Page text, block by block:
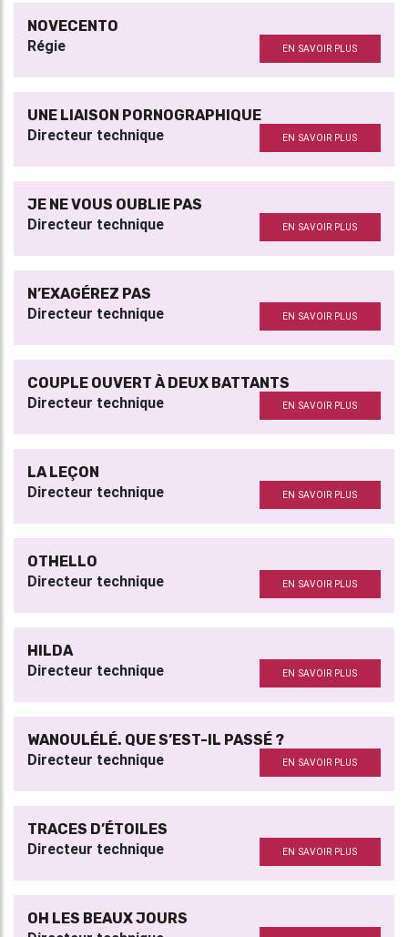
NOVECENTO
Régie EN SAVOIR PLUS
UNE LIAISON PORNOGRAPHIQUE
Directeur technique EN SAVOIR PLUS
JE NE VOUS OUBLIE PAS
Directeur technique EN SAVOIR PLUS
N’EXAGÉREZ PAS
Directeur technique EN SAVOIR PLUS
COUPLE OUVERT À DEUX BATTANTS
Directeur technique EN SAVOIR PLUS
LA LEÇON
Directeur technique EN SAVOIR PLUS
OTHELLO
Directeur technique EN SAVOIR PLUS
HILDA
Directeur technique EN SAVOIR PLUS
WANOULÉLÉ. QUE S’EST-IL PASSÉ ?
Directeur technique EN SAVOIR PLUS
TRACES D’ÉTOILES
Directeur technique EN SAVOIR PLUS
OH LES BEAUX JOURS